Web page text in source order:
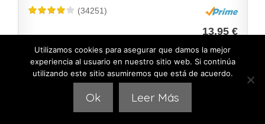
(34251)
13,95 €
Ver precio
Utilizamos cookies para asegurar que damos la mejor
experiencia al usuario en nuestro sitio web. Si continúa
utilizando este sitio asumiremos que está de acuerdo.
Ok Leer Más